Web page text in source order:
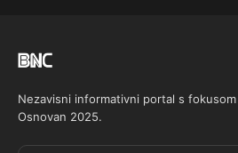
Nezavisni informativni portal s
Osnovan 2025.